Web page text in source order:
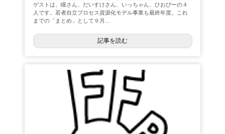
ゲストは、瞳さん、だいすけさん、いっちゃん、ひおぴーの４
人です。若者自立プロセス資源化モデル事業も最終年度。これ
までの「まとめ」として９月...
記事を読む